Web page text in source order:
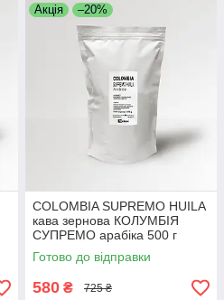
Акція –20%
COLOMBIA SUPREMO HUILA
кава зернова КОЛУМБІЯ
СУПРЕМО арабіка 500 г
Свіжообсмажена кава
Моносорт
Готово до відправки
580 ₴ 725 ₴